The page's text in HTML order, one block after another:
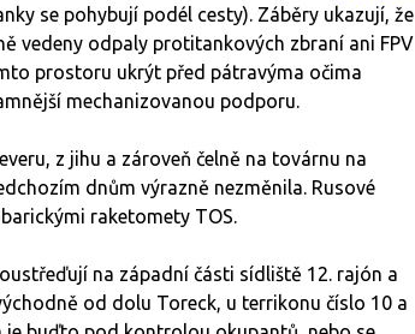
se pohybují podél cesty). Záběry ukazují, že
vedeny odpaly protitankových zbraní ani FPV
prostoru ukrýt před pátravýma očima
mechanizovanou podporu.
z jihu a zároveň čelně na továrnu na
dnům výrazně nezměnila. Rusové
raketomety TOS.
na západní části sídliště 12. rajón a
od dolu Toreck, u terrikonu číslo 10 a